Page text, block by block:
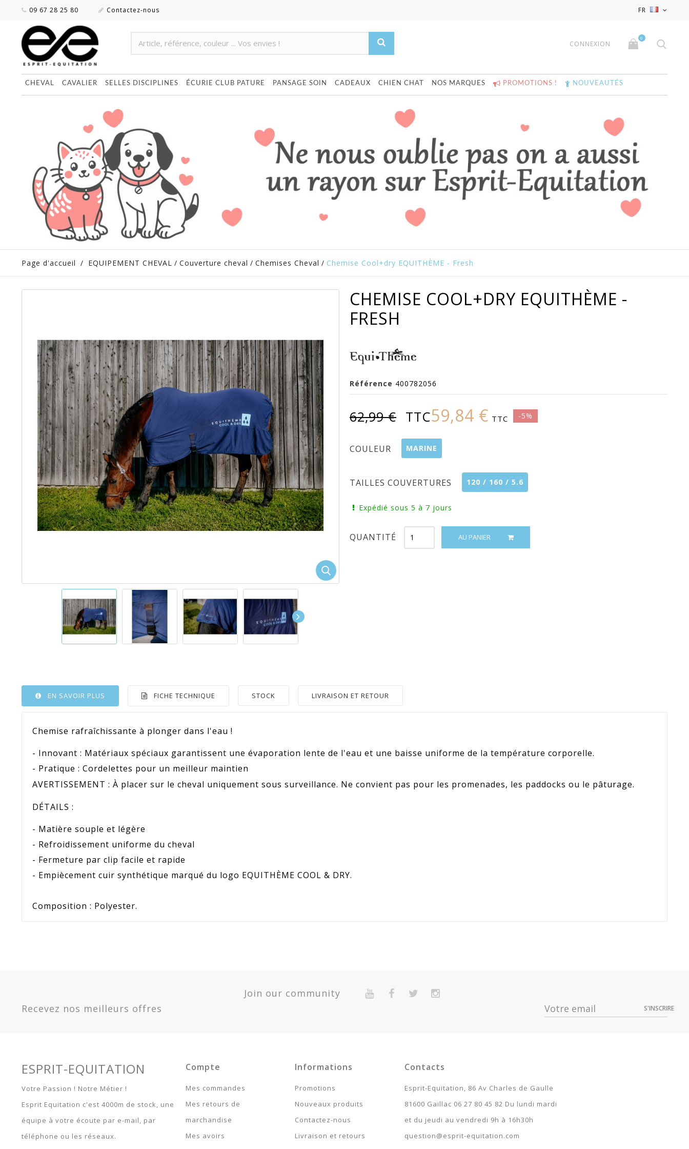
FR
09 67 28 25 80 Contactez-nous
CONNEXION
0
CHEVAL CAVALIER SELLES DISCIPLINES ÉCURIE CLUB PATURE PANSAGE SOIN CADEAUX CHIEN CHAT NOS MARQUES PROMOTIONS ! NOUVEAUTÉS
Page d'accueil / EQUIPEMENT CHEVAL / Couverture cheval / Chemises Cheval / Chemise Cool+dry EQUITHÈME - Fresh
CHEMISE COOL+DRY EQUITHÈME -
FRESH
Référence 400782056
62,99 € TTC59,84 € TTC -5%
COULEUR MARINE
TAILLES COUVERTURES 120 / 160 / 5.6
Expédié sous 5 à 7 jours
QUANTITÉ AU PANIER
EN SAVOIR PLUS FICHE TECHNIQUE STOCK LIVRAISON ET RETOUR
Chemise rafraîchissante à plonger dans l'eau !
- Innovant : Matériaux spéciaux garantissent une évaporation lente de l'eau et une baisse uniforme de la température corporelle.
- Pratique : Cordelettes pour un meilleur maintien
AVERTISSEMENT : À placer sur le cheval uniquement sous surveillance. Ne convient pas pour les promenades, les paddocks ou le pâturage.
DÉTAILS :
- Matière souple et légère
- Refroidissement uniforme du cheval
- Fermeture par clip facile et rapide
- Empiècement cuir synthétique marqué du logo EQUITHÈME COOL & DRY.
Composition : Polyester.
Article Garantie 2 Ans Pour Défaut De Conformité Présumé.
Expédié 5-7 jours
Marine - 135 / 183 / 6.0 -
400782066
Marine - 155 / 206 / 6.9 -
400782069
400782070
Expédié 5-7 jours
59,84 €
Marine - 120 / 160 / 5.6 -
Expédié 5-7 jours 59,84 €
Join our community
Recevez nos meilleurs offres
S'INSCRIRE
ESPRIT-EQUITATION
Votre Passion ! Notre Métier !
Esprit Equitation c'est 4000m de stock, une
équipe à votre écoute par e-mail, par
téléphone ou les réseaux.
Compte
Mes commandes
Mes retours de
marchandise
Mes avoirs
Informations
Promotions
Nouveaux produits
Contactez-nous
Livraison et retours
Contacts
Esprit-Equitation, 86 Av Charles de Gaulle
81600 Gaillac 06 27 80 45 82 Du lundi mardi
et du jeudi au vendredi 9h à 16h30h
question@esprit-equitation.com